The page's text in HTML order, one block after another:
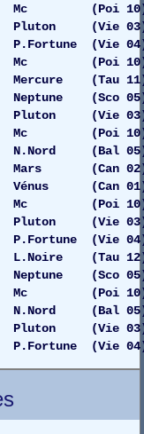
Mc (Poi 10)
(Vie 03)
(Vie
Mc (Poi 10)
(Tau
(Sco 05)
(Vie
(Poi 10)
(Bal
(Can 02)
(Can 01)
Mc (Poi 10)
(Vie 03)
(Vie 04)
(Tau
(Sco
Mc (Poi 10)
(Bal 05)
(Vie 03)
(Vie